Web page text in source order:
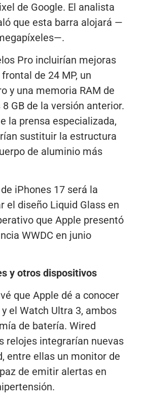
de Google. El analista
que esta barra alojará —
Pro incluirían mejoras
de 24 MP, un
y una memoria RAM de
GB de la versión anterior.
la prensa especializada,
sustituir la estructura
de aluminio más
iPhones 17 será la
el diseño Liquid Glass en
que Apple presentó
WWDC en junio
y otros dispositivos
que Apple dé a conocer
el Watch Ultra 3, ambos
de batería. Wired
relojes integrarían nuevas
entre ellas un monitor de
de emitir alertas en